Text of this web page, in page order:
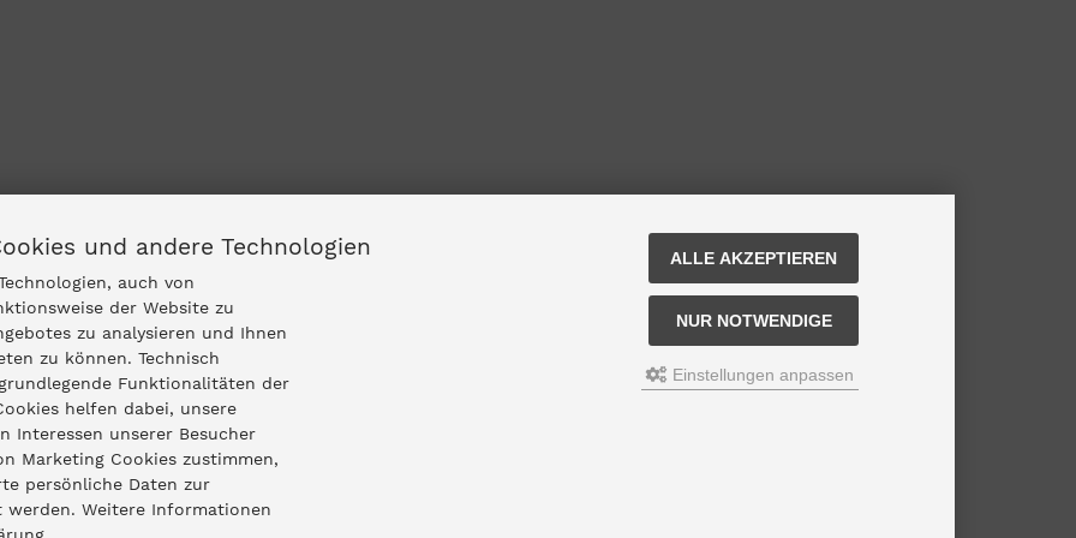
und andere Technologien
auch von
der Website zu
zu analysieren und Ihnen
zu können. Technisch
Funktionalitäten der
helfen dabei, unsere
Interessen unserer Besucher
Marketing Cookies zustimmen,
persönliche Daten zur
werden. Weitere Informationen
ALLE AKZEPTIEREN
NUR NOTWENDIGE
Einstellungen anpassen